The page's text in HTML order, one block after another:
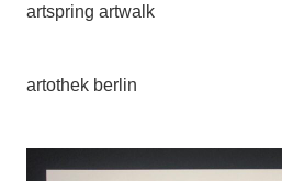
artspring artwalk
artothek berlin